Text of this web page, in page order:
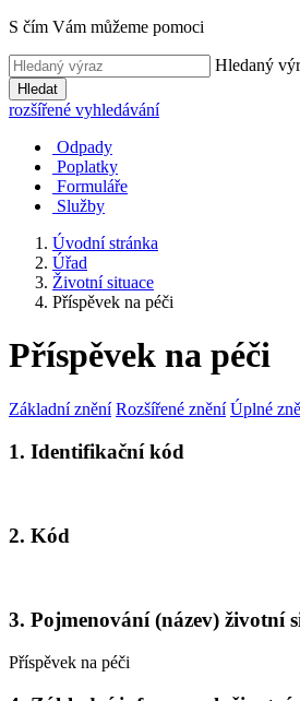
S čím Vám můžeme pomoci
Hledaný
Hledat
rozšířené vyhledávání
Odpady
Poplatky
Formuláře
Služby
Úvodní stránka
Úřad
Životní situace
Příspěvek na péči
Příspěvek na péči
Základní znění Rozšířené znění Úplné
1. Identifikační kód
2. Kód
3. Pojmenování (název) životní
Příspěvek na péči